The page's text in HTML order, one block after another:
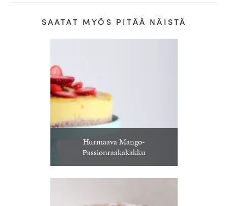
SAATAT MYÖS PITÄÄ NÄISTÄ
Hurmaava Mango-
Passionraakakakku